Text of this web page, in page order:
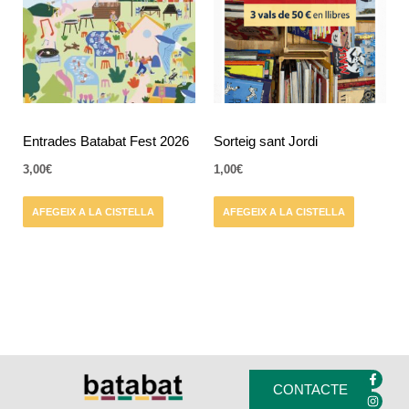
Entrades Batabat Fest 2026
3,00€
AFEGEIX A LA CISTELLA
Sorteig sant Jordi
1,00€
AFEGEIX A LA CISTELLA
CONTACTE
F
a
c
I
n
s